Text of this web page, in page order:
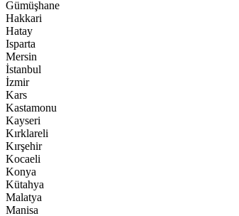
Gümüşhane
Hakkari
Hatay
Isparta
Mersin
İstanbul
İzmir
Kars
Kastamonu
Kayseri
Kırklareli
Kırşehir
Kocaeli
Konya
Kütahya
Malatya
Manisa